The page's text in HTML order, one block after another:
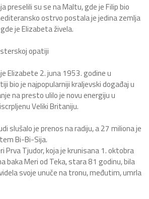
preselili su se na Maltu, gde je Filip bio
ostrvo postala je jedina zemlja
je Elizabeta živela.
opatiji
Elizabete 2. juna 1953. godine u
bio je najpopularniji kraljevski događaj u
na presto ulilo je novu energiju u
Veliki Britaniju.
slušalo je prenos na radiju, a 27 miliona je
Bi-Bi-Sija.
Prva Tjudor, koja je krunisana 1. oktobra
baka Meri od Teka, stara 81 godinu, bila
svoje unuče na tronu, međutim, umrla